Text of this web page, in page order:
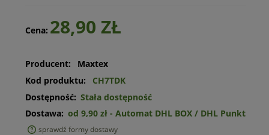
Cena: 28,90 ZŁ
Producent:
Maxtex
Kod produktu:
CH7TDK
Dostępność: Stała dostępność
Dostawa: od 9,90 zł - Automat DHL BOX / DHL Punkt
sprawdź formy dostawy